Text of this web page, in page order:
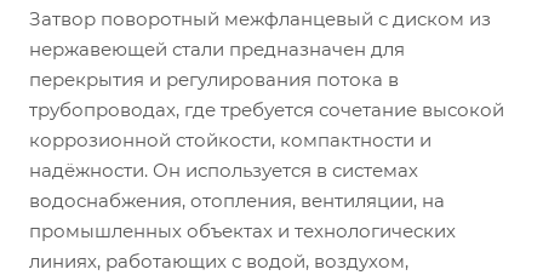
Затвор поворотный межфланцевый с диском из
нержавеющей стали предназначен для
перекрытия и регулирования потока в
трубопроводах, где требуется сочетание высокой
коррозионной стойкости, компактности и
надёжности. Он используется в системах
водоснабжения, отопления, вентиляции, на
промышленных объектах и технологических
линиях, работающих с водой, воздухом,